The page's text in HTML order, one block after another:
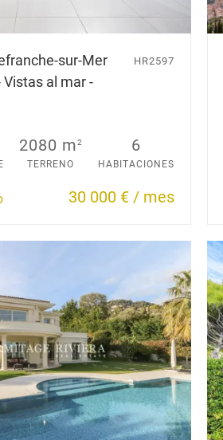
sur-Mer
Vistas al mar -
HR2597
2080 m2
TERRENO
6
HABITACIONES
30 000 € / mes